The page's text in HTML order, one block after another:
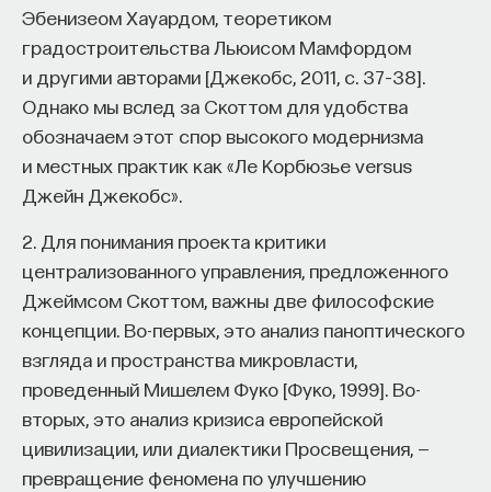
Эбенизеом Хауардом, теоретиком
градостроительства Льюисом Мамфордом
и другими авторами [Джекобс, 2011, c. 37–38].
Однако мы вслед за Скоттом для удобства
обозначаем этот спор высокого модернизма
и местных практик как «Ле Корбюзье versus
Джейн Джекобс».
2. Для понимания проекта критики
централизованного управления, предложенного
Джеймсом Скоттом, важны две философские
концепции. Во-первых, это анализ паноптического
взгляда и пространства микровласти,
проведенный Мишелем Фуко [Фуко, 1999]. Во-
вторых, это анализ кризиса европейской
цивилизации, или диалектики Просвещения, —
превращение феномена по улучшению